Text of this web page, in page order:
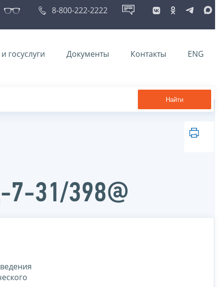
8-800-222-2222
госуслуги Документы Контакты ENG
Найти
7-31/398@